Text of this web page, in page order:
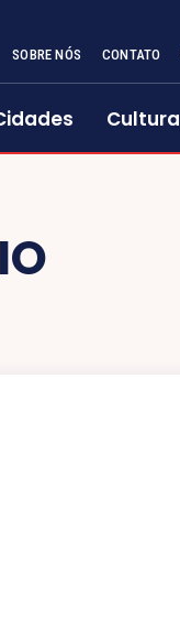
SOBRE NÓS CONTATO
Cultura